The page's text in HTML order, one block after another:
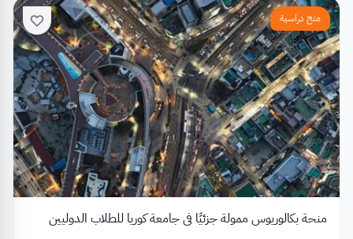
منح دراسية
منحة بكالوريوس ممولة جزئيًا في جامعة كوريا للطلاب الدوليين